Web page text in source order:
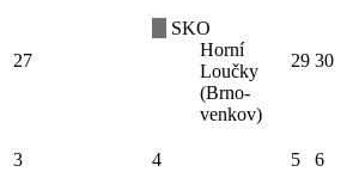
27
SKO
Horní
Loučky
(Brno-
venkov)
29 30
3 4 5 6